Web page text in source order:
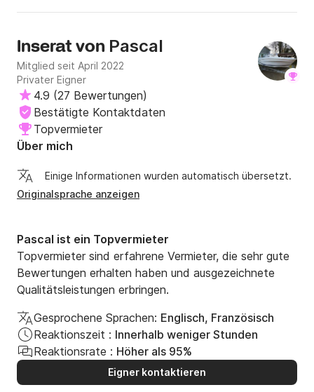
Inserat von Pascal
Mitglied seit April 2022
Privater Eigner
4.9 (27 Bewertungen)
Bestätigte Kontaktdaten
Topvermieter
Über mich
Einige Informationen wurden automatisch übersetzt.
Originalsprache anzeigen
Pascal ist ein Topvermieter
Topvermieter sind erfahrene Vermieter, die sehr gute
Bewertungen erhalten haben und ausgezeichnete
Qualitätsleistungen erbringen.
Gesprochene Sprachen: Englisch, Französisch
Reaktionszeit : Innerhalb weniger Stunden
Reaktionsrate : Höher als 95%
Eigner kontaktieren